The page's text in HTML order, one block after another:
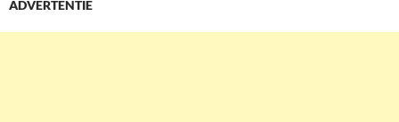
ADVERTENTIE